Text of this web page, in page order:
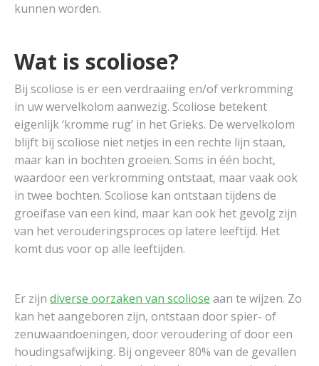
kunnen worden.
Wat is scoliose?
Bij scoliose is er een verdraaiing en/of verkromming
in uw wervelkolom aanwezig. Scoliose betekent
eigenlijk ‘kromme rug’ in het Grieks. De wervelkolom
blijft bij scoliose niet netjes in een rechte lijn staan,
maar kan in bochten groeien. Soms in één bocht,
waardoor een verkromming ontstaat, maar vaak ook
in twee bochten. Scoliose kan ontstaan tijdens de
groeifase van een kind, maar kan ook het gevolg zijn
van het verouderingsproces op latere leeftijd. Het
komt dus voor op alle leeftijden.
Er zijn diverse oorzaken van scoliose aan te wijzen. Zo
kan het aangeboren zijn, ontstaan door spier- of
zenuwaandoeningen, door veroudering of door een
houdingsafwijking. Bij ongeveer 80% van de gevallen